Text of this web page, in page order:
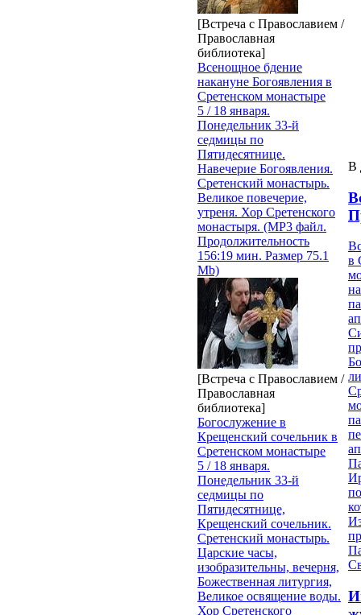
[Встреча с Православием /
Православная
библиотека]
Всенощное бдение
накануне Богоявления в
Сретенском монастыре
5 / 18 января.
Понедельник 33-й
седмицы по
Пятидесятнице.
Навечерие Богоявления.
Сретенский монастырь.
Великое повечерие,
утреня. Хор Сретенского
монастыря. (MP3 файл.
Продолжительность
156:19 мин. Размер 75.1
Mb)
[Встреча с Православием /
Православная
библиотека]
Богослужение в
Крещенский сочельник в
Сретенском монастыре
5 / 18 января.
Понедельник 33-й
седмицы по
Пятидесятнице,
Крещенский сочельник.
Сретенский монастырь.
Царские часы,
изобразительны, вечерня,
Божественная литургия,
Великое освящение воды.
Хор Сретенского
В
в